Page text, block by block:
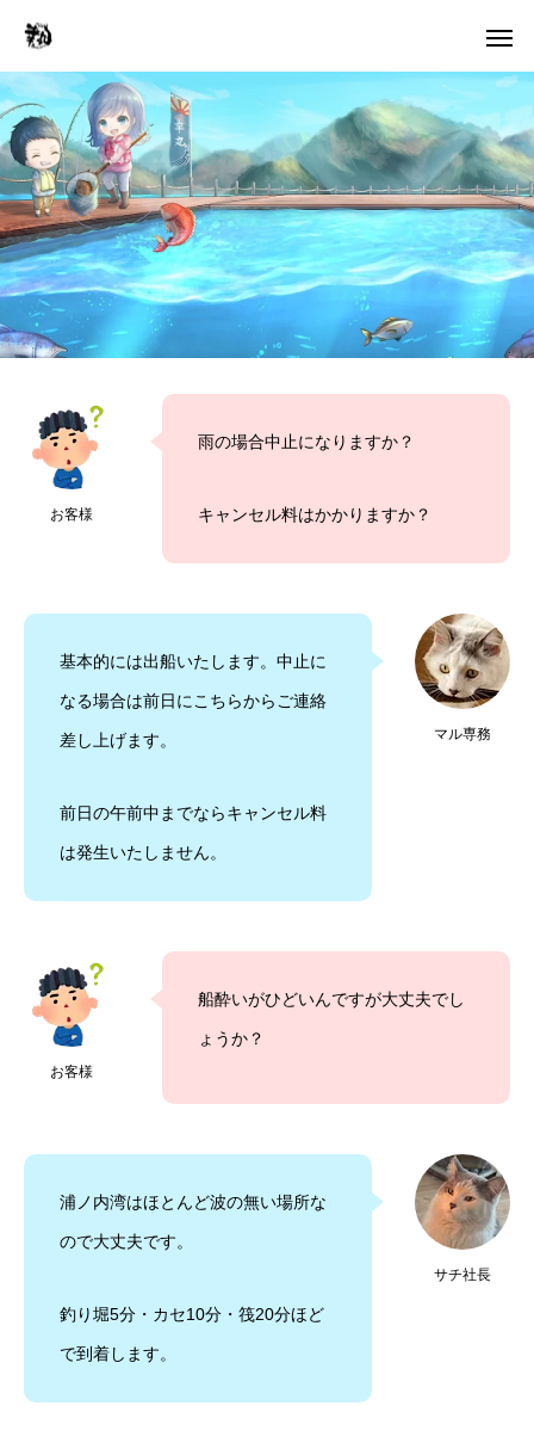
お客様
雨の場合中止になりますか？
キャンセル料はかかりますか？
マル専務
基本的には出船いたします。中止に
なる場合は前日にこちらからご連絡
差し上げます。
前日の午前中までならキャンセル料
は発生いたしません。
お客様
船酔いがひどいんですが大丈夫でし
ょうか？
サチ社長
浦ノ内湾はほとんど波の無い場所な
ので大丈夫です。
釣り堀5分・カセ10分・筏20分ほど
で到着します。